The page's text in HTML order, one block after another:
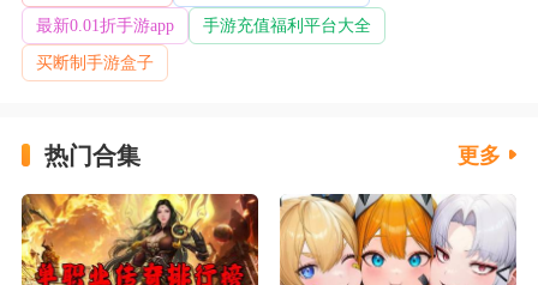
最新0.01折手游app
手游充值福利平台大全
买断制手游盒子
热门合集 更多